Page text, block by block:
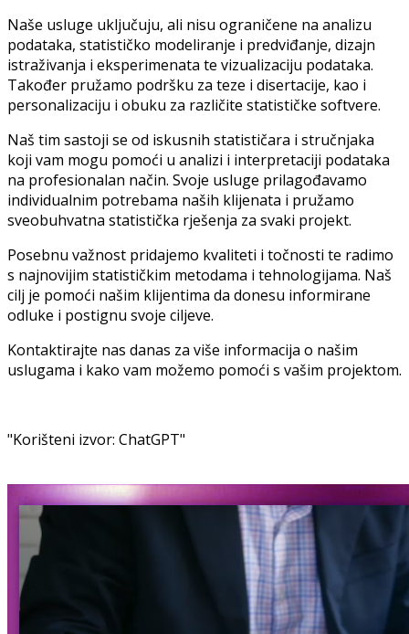
Naše usluge uključuju, ali nisu ograničene na analizu
podataka, statističko modeliranje i predviđanje, dizajn
istraživanja i eksperimenata te vizualizaciju podataka.
Također pružamo podršku za teze i disertacije, kao i
personalizaciju i obuku za različite statističke softvere.
Naš tim sastoji se od iskusnih statističara i stručnjaka
koji vam mogu pomoći u analizi i interpretaciji podataka
na profesionalan način. Svoje usluge prilagođavamo
individualnim potrebama naših klijenata i pružamo
sveobuhvatna statistička rješenja za svaki projekt.
Posebnu važnost pridajemo kvaliteti i točnosti te radimo
s najnovijim statističkim metodama i tehnologijama. Naš
cilj je pomoći našim klijentima da donesu informirane
odluke i postignu svoje ciljeve.
Kontaktirajte nas danas za više informacija o našim
uslugama i kako vam možemo pomoći s vašim projektom.
"Korišteni izvor: ChatGPT"